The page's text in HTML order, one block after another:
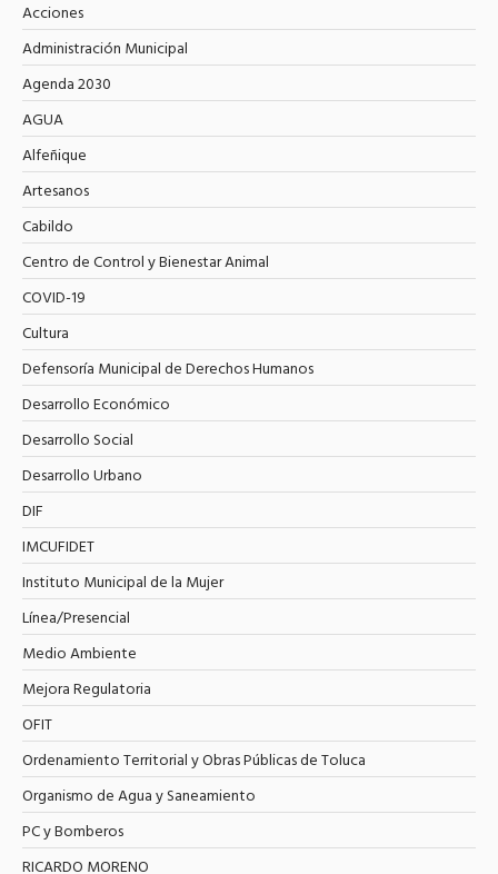
Acciones
Administración Municipal
Agenda 2030
AGUA
Alfeñique
Artesanos
Cabildo
Centro de Control y Bienestar Animal
COVID-19
Cultura
Defensoría Municipal de Derechos Humanos
Desarrollo Económico
Desarrollo Social
Desarrollo Urbano
DIF
IMCUFIDET
Instituto Municipal de la Mujer
Línea/Presencial
Medio Ambiente
Mejora Regulatoria
OFIT
Ordenamiento Territorial y Obras Públicas de Toluca
Organismo de Agua y Saneamiento
PC y Bomberos
RICARDO MORENO